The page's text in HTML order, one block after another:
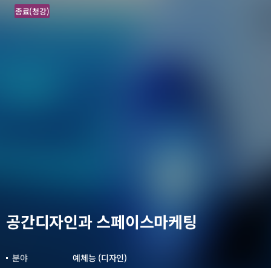
공
간
종료(청강)
공간디자인과 스페이스마케팅
분야
예체능 (디자인)